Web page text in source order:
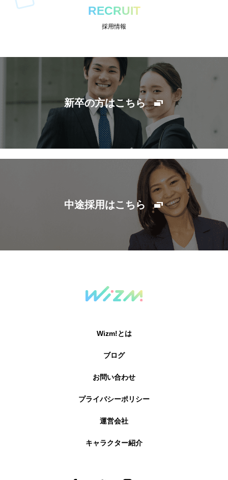
RECRUIT
採用情報
新卒の方はこちら
中途採用はこちら
Wizm!とは
ブログ
お問い合わせ
プライバシーポリシー
運営会社
キャラクター紹介